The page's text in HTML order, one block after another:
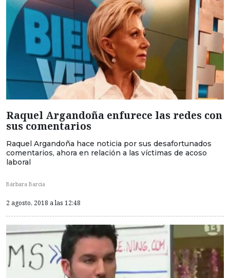
Raquel Argandoña enfurece las redes con
sus comentarios
Raquel Argandoña hace noticia por sus desafortunados
comentarios, ahora en relación a las víctimas de acoso
laboral
Bárbara Barcia
2 agosto, 2018 a las 12:48